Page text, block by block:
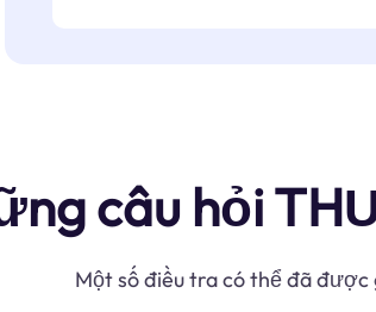
câu hỏi
Một số điều tra có thể đã được